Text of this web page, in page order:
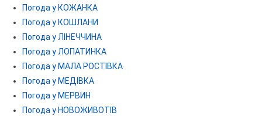
Погода у КОЖАНКА
Погода у КОШЛАНИ
Погода у ЛІНЕЧЧИНА
Погода у ЛОПАТИНКА
Погода у МАЛА РОСТІВКА
Погода у МЕДІВКА
Погода у МЕРВИН
Погода у НОВОЖИВОТІВ